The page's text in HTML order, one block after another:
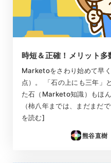
時短＆正確！メリット多
Marketoをさわり始めて早
点）。 「石の上にも三年」
た石（Marketo知識）もほ
（柿八年までは、まだまだ
を読む]
熊谷直樹